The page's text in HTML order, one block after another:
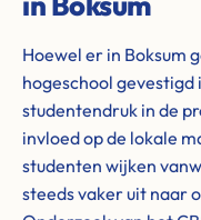
Hoewel er in Boksum
hogeschool
studentendruk in de
invloed op de lokale
studenten wijken
steeds vaker uit naar